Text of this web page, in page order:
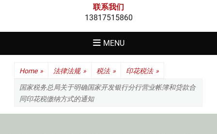
联系我们
13817515860
MENU
Home » 法律法规 » 税法 » 印花税法 »
国家税务总局关于明确国家开发银行分行营业帐簿和贷款合
同印花税缴纳方式的通知